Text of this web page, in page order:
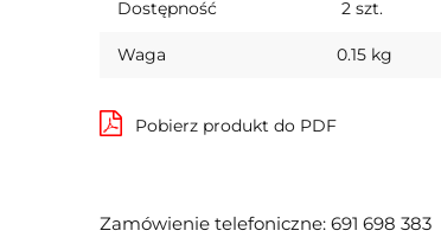
Dostępność 2 szt.
Waga 0.15 kg
Pobierz produkt do PDF
Zamówienie telefoniczne: 691 698 383